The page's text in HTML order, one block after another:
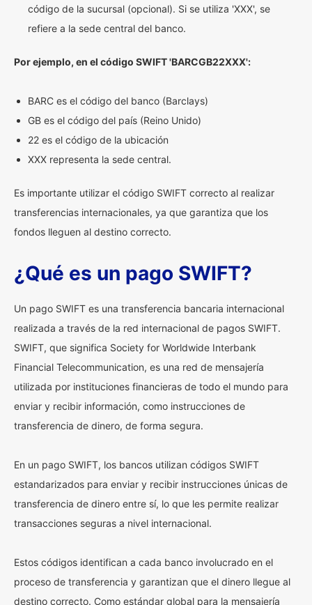
código de la sucursal (opcional). Si se utiliza 'XXX', se
refiere a la sede central del banco.
Por ejemplo, en el código SWIFT 'BARCGB22XXX':
BARC es el código del banco (Barclays)
GB es el código del país (Reino Unido)
22 es el código de la ubicación
XXX representa la sede central.
Es importante utilizar el código SWIFT correcto al realizar
transferencias internacionales, ya que garantiza que los
fondos lleguen al destino correcto.
¿Qué es un pago SWIFT?
Un pago SWIFT es una transferencia bancaria internacional
realizada a través de la red internacional de pagos SWIFT.
SWIFT, que significa Society for Worldwide Interbank
Financial Telecommunication, es una red de mensajería
utilizada por instituciones financieras de todo el mundo para
enviar y recibir información, como instrucciones de
transferencia de dinero, de forma segura.
En un pago SWIFT, los bancos utilizan códigos SWIFT
estandarizados para enviar y recibir instrucciones únicas de
transferencia de dinero entre sí, lo que les permite realizar
transacciones seguras a nivel internacional.
Estos códigos identifican a cada banco involucrado en el
proceso de transferencia y garantizan que el dinero llegue al
destino correcto. Como estándar global para la mensajería